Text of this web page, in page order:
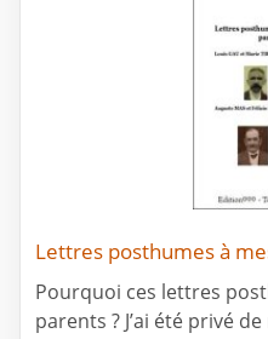
Lettres posthumes à
Pourquoi ces lettres
parents ? J’ai été privé